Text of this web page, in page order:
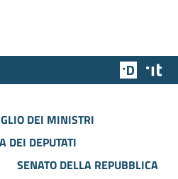
Team
DEI MINISTRI
DEI DEPUTATI
SENATO DELLA REPUBBLICA